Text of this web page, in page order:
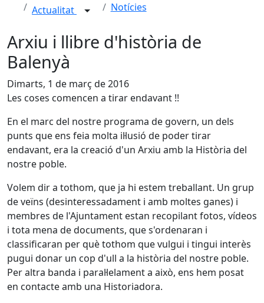
Actualitat Notícies
Arxiu i llibre d'història de
Balenyà
Dimarts, 1 de març de 2016
Les coses comencen a tirar endavant !!
En el marc del nostre programa de govern, un dels
punts que ens feia molta il·lusió de poder tirar
endavant, era la creació d'un Arxiu amb la Història del
nostre poble.
Volem dir a tothom, que ja hi estem treballant. Un grup
de veïns (desinteressadament i amb moltes ganes) i
membres de l'Ajuntament estan recopilant fotos, vídeos
i tota mena de documents, que s'ordenaran i
classificaran per què tothom que vulgui i tingui interès
pugui donar un cop d'ull a la història del nostre poble.
Per altra banda i paral·lelament a això, ens hem posat
en contacte amb una Historiadora.